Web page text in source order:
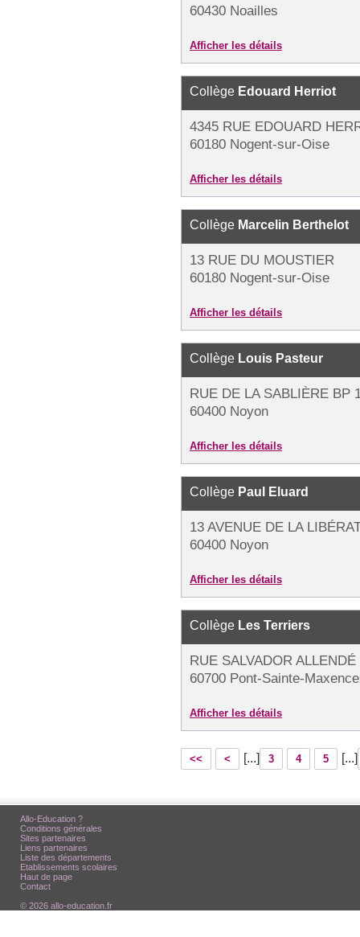
60430 Noailles
Afficher les détails
Collège Edouard Herriot
4345 RUE EDOUARD
60180 Nogent-sur-Oise
Afficher les détails
Collège Marcelin Berthelot
13 RUE DU MOUSTIER
60180 Nogent-sur-Oise
Afficher les détails
Collège Louis Pasteur
RUE DE LA SABLIÈRE BP
60400 Noyon
Afficher les détails
Collège Paul Eluard
13 AVENUE DE LA
60400 Noyon
Afficher les détails
Collège Les Terriers
RUE SALVADOR
60700 Pont-Sainte-Maxence
Afficher les détails
<< < [...] 3 4 5 [...]
Allo-Education ?
Conditions générales
Sites partenaires
Liens partenaires
Liste des départements
Etablissements scolaires
Haut de page
Contact
© 2026 allo-education.fr